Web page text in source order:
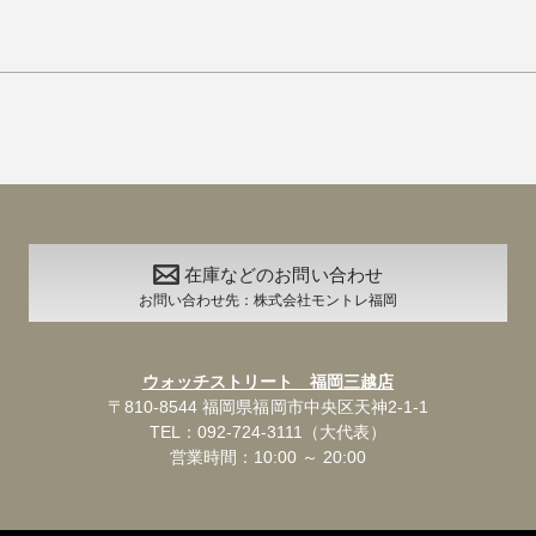
在庫などのお問い合わせ
お問い合わせ先：株式会社モントレ福岡
ウォッチストリート 福岡三越店
〒810-8544 福岡県福岡市中央区天神2-1-1
TEL：092-724-3111（大代表）
営業時間：10:00 ～ 20:00